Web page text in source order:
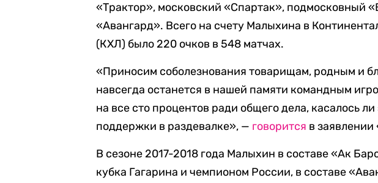
«Трактор», московский «Спартак», подмосковный
«Авангард». Всего на счету Малыхина в
(КХЛ) было 220 очков в 548 матчах.
«Приносим соболезнования товарищам, родным и
навсегда останется в нашей памяти командным
на все сто процентов ради общего дела, касалось
поддержки в раздевалке», — говорится в
В сезоне 2017-2018 года Малыхин в составе «Ак
кубка Гагарина и чемпионом России, в составе